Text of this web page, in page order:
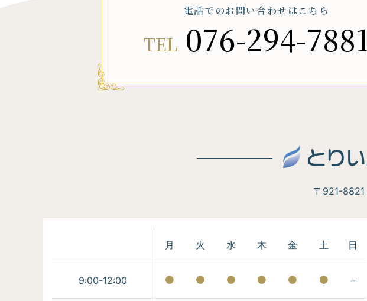
電話でのお問い合わせはこちら
TEL 076-294-
〒921-8821
月 火 水 木 金 土 日
9:00-12:00 −